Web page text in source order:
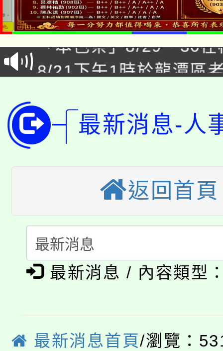
公告本校115學年度第
代理(課)教師甄選結果
告(尚有缺額)
「本色祭」8/29、30在
場熱烈登場!
8/21下午1時於龍潭區
局官網。
8月14至27日，桃園電
開!
115年桃園市運動會8/
田徑場及游泳池舉行。
桃園市低收入戶享有免
視費優惠，中低收入戶
半價優惠，詳情可洽有
者。
大園自造教育及科技
份教師增能研習
大溪自造教育及科技中
份教師研習
淨零綠生活教案入校路
會
公告本校115學年度第
徵才活動。
YOUNG桃局內行報名
最新消息-人
返回首頁
最新消息 / 內容類型
最新消息首頁/瀏覽：